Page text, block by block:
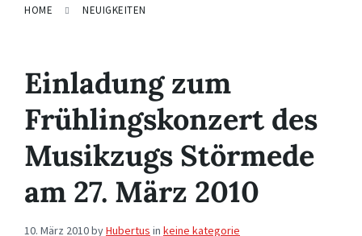
HOME NEUIGKEITEN
Einladung zum
Frühlingskonzert des
Musikzugs Störmede
am 27. März 2010
10. März 2010byHubertus in keine kategorie